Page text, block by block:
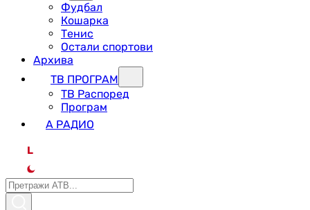
Фудбал
Кошарка
Тенис
Остали спортови
Архива
ТВ ПРОГРАМ
ТВ Распоред
Програм
А РАДИО
L